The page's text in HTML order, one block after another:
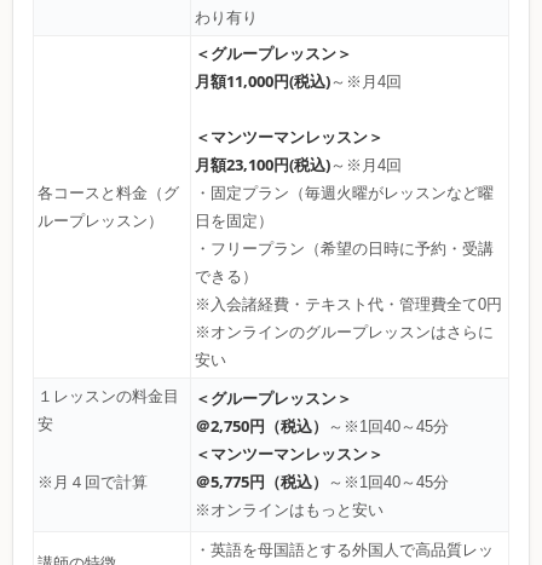
わり有り
各コースと料金（グ
ループレッスン）
＜グループレッスン＞
月額11,000円(税込)～※月4回
＜マンツーマンレッスン＞
月額23,100円(税込)～※月4回
・固定プラン（毎週火曜がレッスンなど曜
日を固定）
・フリープラン（希望の日時に予約・受講
できる）
※入会諸経費・テキスト代・管理費全て0円
※オンラインのグループレッスンはさらに
安い
１レッスンの料金目
安
※月４回で計算
＜グループレッスン＞
＠2,750円（税込）
～※1回40～45分
＜マンツーマンレッスン＞
＠5,775円（税込）
～※1回40～45分
※オンラインはもっと安い
・英語を母国語とする外国人で高品質レッ